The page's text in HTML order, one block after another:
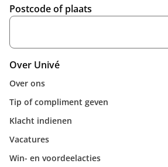
Postcode of plaats
Over Univé
Over ons
Tip of compliment geven
Klacht indienen
Vacatures
Win- en voordeelacties